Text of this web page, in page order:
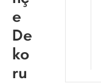
e
De
ko
ru